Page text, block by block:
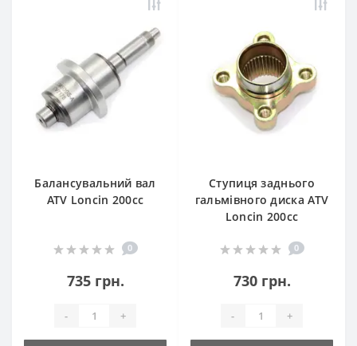
Балансувальний вал
ATV Loncin 200cc
0
735 грн.
- +
Ступиця заднього
гальмівного диска ATV
Loncin 200cc
0
730 грн.
- +